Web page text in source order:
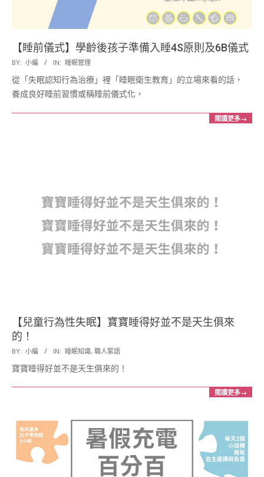
【睡前儀式】學齡後孩子準備入睡4S原則及6B儀式
2018-
01-
03
BY: 小編 IN: 睡眠管理
從「失眠認知行為治療」裡「睡眠衛生教育」的立場來看的話，
養成良好睡前習慣或稱睡前儀式化，
閱讀更多→
【兒童行為性失眠】寶寶睡得好並不是天生俱來
的！
2017-
08-
BY: 小編 IN: 睡眠知識, 職人絮語
寶寶睡得好並不是天生俱來的！
閱讀更多→